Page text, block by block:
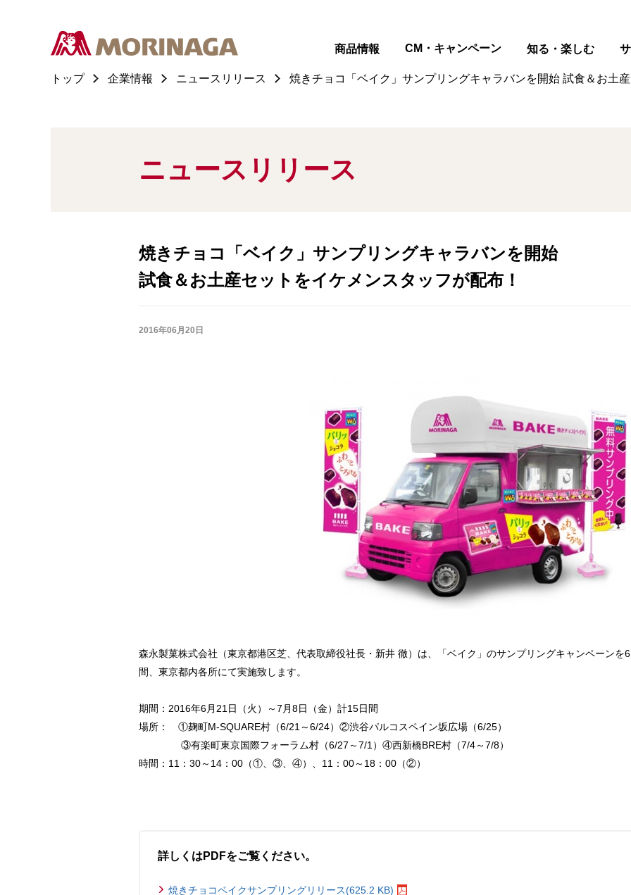
商品情報 CM・キャンペーン 知る・楽しむ
トップ 企業情報 ニュースリリース 焼きチョコ「ベイク」サンプリングキャラバンを開始 試食＆お土
ニュースリリース
焼きチョコ「ベイク」サンプリングキャラバンを開始
試食＆お土産セットをイケメンスタッフが配布！
2016年06月20日
森永製菓株式会社（東京都港区芝、代表取締役社長・新井 徹）は、「ベイク」のサンプリングキャンペーン
間、東京都内各所にて実施致します。
期間：2016年6月21日（火）～7月8日（金）計15日間
場所： ①麹町M-SQUARE村（6/21～6/24）②渋谷パルコスペイン坂広場（6/25）
③有楽町東京国際フォーラム村（6/27～7/1）④西新橋BRE村（7/4～7/8）
時間：11：30～14：00（①、③、④）、11：00～18：00（②）
詳しくはPDFをご覧ください。
焼きチョコベイクサンプリングリリース(625.2 KB)